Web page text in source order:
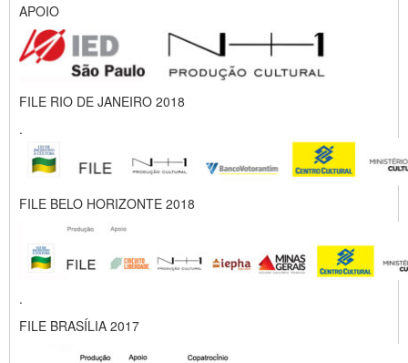
APOIO
FILE RIO DE JANEIRO 2018
.
FILE BELO HORIZONTE 2018
.
FILE BRASÍLIA 2017